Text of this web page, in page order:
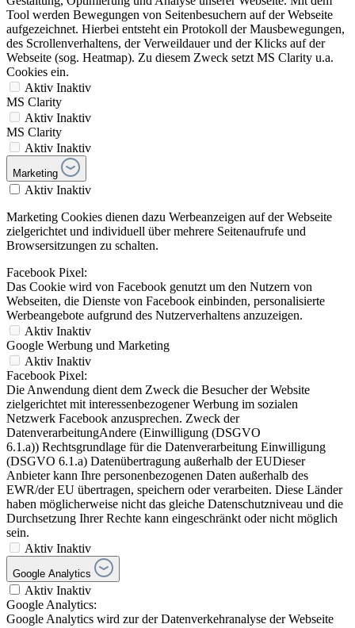
Tool werden Bewegungen von Seitenbesuchern auf der Webseite
aufgezeichnet. Hierbei entsteht ein Protokoll der Mausbewegungen,
des Scrollenverhaltens, der Verweildauer und der Klicks auf der
Webseite (sog. Heatmap). Zu diesem Zweck setzt MS Clarity u.a.
Cookies ein.
Aktiv Inaktiv
MS Clarity
Aktiv Inaktiv
MS Clarity
Aktiv Inaktiv
Marketing
Aktiv Inaktiv
Marketing Cookies dienen dazu Werbeanzeigen auf der Webseite
zielgerichtet und individuell über mehrere Seitenaufrufe und
Browsersitzungen zu schalten.
Facebook Pixel:
Das Cookie wird von Facebook genutzt um den Nutzern von
Webseiten, die Dienste von Facebook einbinden, personalisierte
Werbeangebote aufgrund des Nutzerverhaltens anzuzeigen.
Aktiv Inaktiv
Google Werbung und Marketing
Aktiv Inaktiv
Facebook Pixel:
Die Anwendung dient dem Zweck die Besucher der Website
zielgerichtet mit interessenbezogener Werbung im sozialen
Netzwerk Facebook anzusprechen. Zweck der
DatenverarbeitungAndere (Einwilligung (DSGVO
6.1.a)) Rechtsgrundlage für die Datenverarbeitung Einwilligung
(DSGVO 6.1.a) Datenübertragung außerhalb der EUDieser
Anbieter kann Ihre personenbezogenen Daten außerhalb des
EWR/der EU übertragen, speichern oder verarbeiten. Diese Länder
haben möglicherweise nicht das gleiche Datenschutzniveau und die
Durchsetzung Ihrer Rechte kann eingeschränkt oder nicht möglich
sein.
Aktiv Inaktiv
Google Analytics
Aktiv Inaktiv
Google Analytics:
Google Analytics wird zur der Datenverkehranalyse der Webseite